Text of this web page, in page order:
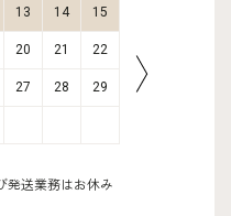
13 14 15
20 21 22
27 28 29
発送業務はお休み